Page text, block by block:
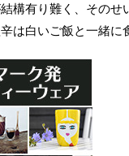
構有り難く、そのせ
は白いご飯と一緒に